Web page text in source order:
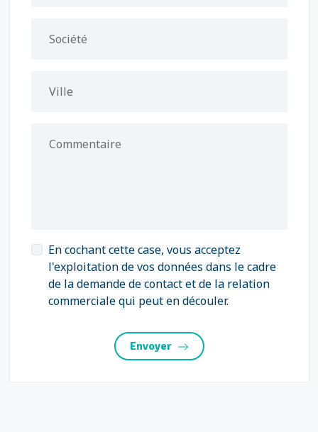
Société
Ville
Commentaire
En cochant cette case, vous acceptez
l'exploitation de vos données dans le cadre
de la demande de contact et de la relation
commerciale qui peut en découler.
Envoyer